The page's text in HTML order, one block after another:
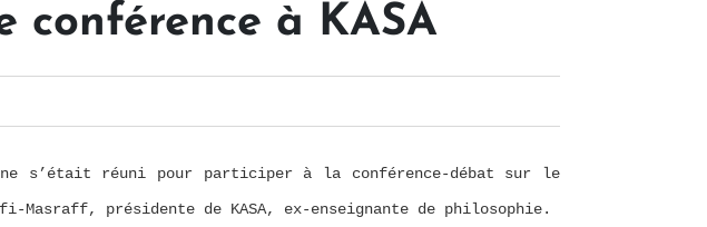
conférence à KASA
s’était réuni pour participer à la conférence-débat sur le
Masraff, présidente de KASA, ex-enseignante de philosophie.